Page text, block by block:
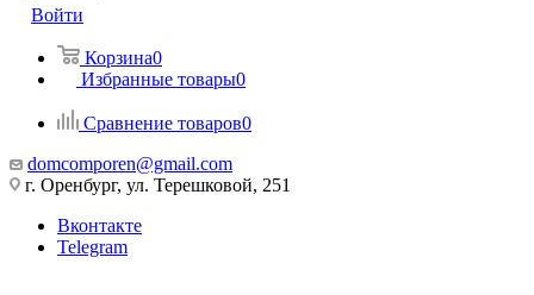
Войти
Корзина0
Избранные товары0
Сравнение товаров0
domcomporen@gmail.com
г. Оренбург, ул. Терешковой, 251
Вконтакте
Telegram